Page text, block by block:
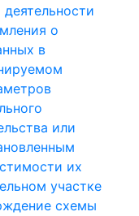
о
в
или
их
участке
схемы